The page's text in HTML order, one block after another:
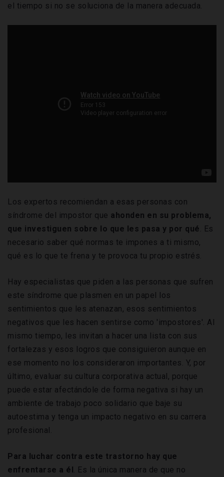
el tiempo si no se soluciona de la manera adecuada.
Los expertos recomiendan a esas personas con
síndrome del impostor que ahonden en su problema,
que investiguen sobre lo que les pasa y por qué. Es
necesario saber qué normas te impones a ti mismo,
qué es lo que te frena y te provoca tu propio estrés.
Hay especialistas que piden a las personas que sufren
este síndrome que plasmen en un papel los
sentimientos que les atenazan, esos sentimientos
negativos que les hacen sentirse como 'impostores'. Al
mismo tiempo, les invitan a hacer una lista con sus
fortalezas y esos logros que consiguieron aunque en
ese momento no los consideraron importantes. Y, por
último, evaluar su cultura corporativa actual, porque
puede estar afectándole de forma negativa si hay un
ambiente de trabajo poco solidario que baje su
autoestima y tenga un impacto negativo en su carrera
profesional.
Para luchar contra este trastorno hay que
enfrentarse a él. Es la única manera de que no